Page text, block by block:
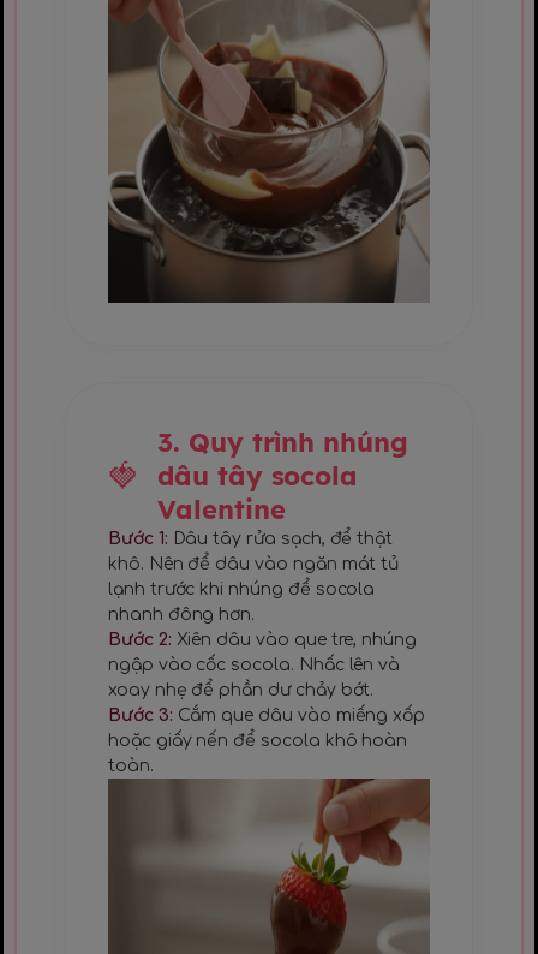
3. Quy trình nhúng
dâu tây socola
Valentine
Bước 1: Dâu tây rửa sạch, để thật
khô. Nên để dâu vào ngăn mát tủ
lạnh trước khi nhúng để socola
nhanh đông hơn.
Bước 2: Xiên dâu vào que tre, nhúng
ngập vào cốc socola. Nhấc lên và
xoay nhẹ để phần dư chảy bớt.
Bước 3: Cắm que dâu vào miếng xốp
hoặc giấy nến để socola khô hoàn
toàn.